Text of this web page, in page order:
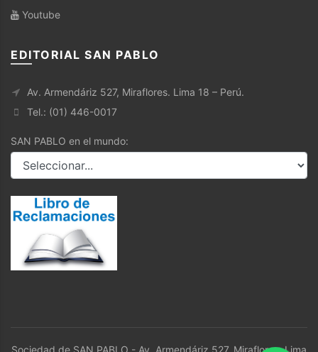
Youtube
EDITORIAL SAN PABLO
Av. Armendáriz 527, Miraflores. Lima 18 – Perú.
Tel.: (01) 446-0017
SAN PABLO en el mundo:
Sociedad de SAN PABLO - Av. Armendáriz 527, Miraflores. Lima